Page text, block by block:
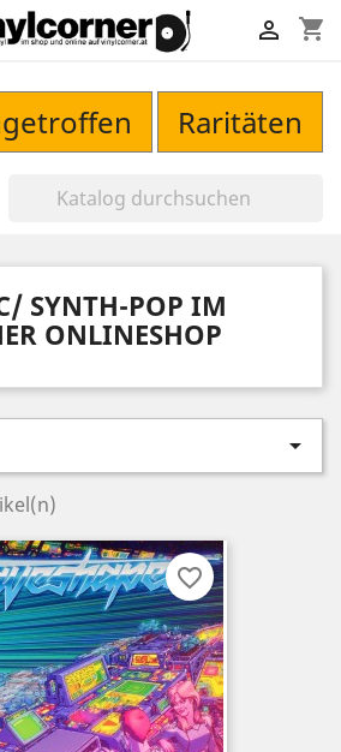
shopping_cart

Raritäten
SYNTH-POP IM
ONLINESHOP

favorite_border